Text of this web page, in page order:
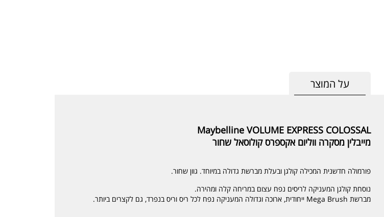
על המוצר
Maybelline VOLUME EXPRESS COLOSSAL
מייבלין מסקרה ווליום אקספרס קולוסאל שחור
פורמולה חדשנית המכילה קולגן ובעלת מברשת גדולה במיוחד. גוון שחור.
נוסחת קולגן המעניקה לריסים נפח עצום במריחה קלה ומהירה.
מברשת Mega Brush ייחודית, ארוכה וגדולה המעניקה נפח לכל ריס וריס בנפרד, גם לקצרים ביותר.